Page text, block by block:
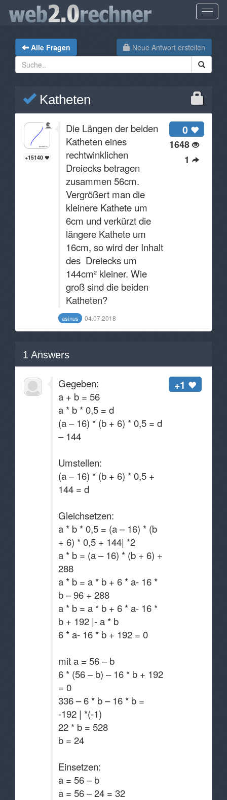
Neue Antwort erstellen
Alle Fragen
Katheten
0
1648
1
+15140
Die Längen der beiden
Katheten eines
rechtwinklichen
Dreiecks betragen
zusammen 56cm.
Vergrößert man die
kleinere Kathete um
6cm und verkürzt die
längere Kathete um
16cm, so wird der Inhalt
des Dreiecks um
144cm² kleiner. Wie
groß sind die beiden
Katheten?
asinus 04.07.2018
1 Answers
+1
Gegeben:
a + b = 56
a * b * 0,5 = d
(a – 16) * (b + 6) * 0,5 = d
– 144
Umstellen:
(a – 16) * (b + 6) * 0,5 +
144 = d
Gleichsetzen:
a * b * 0,5 = (a – 16) * (b
+ 6) * 0,5 + 144| *2
a * b = (a – 16) * (b + 6) +
288
a * b = a * b + 6 * a- 16 *
b – 96 + 288
a * b = a * b + 6 * a- 16 *
b + 192 |- a * b
6 * a- 16 * b + 192 = 0
mit a = 56 – b
6 * (56 – b) – 16 * b + 192
= 0
336 – 6 * b – 16 * b =
-192 | *(-1)
22 * b = 528
b = 24
Einsetzen:
a = 56 – b
a = 56 – 24 = 32